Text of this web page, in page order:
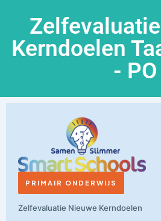
Kerndoelen
- PO
PRIMAIR ONDERWIJS
Zelfevaluatie Nieuwe Kerndoelen